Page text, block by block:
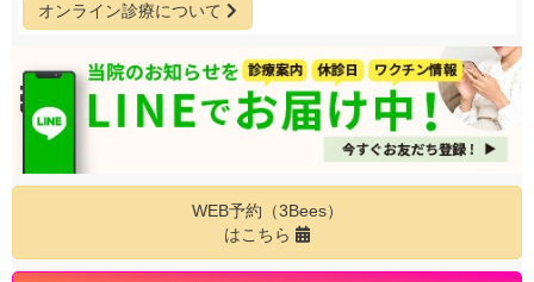
オンライン診療について
WEB予約（3Bees）
はこちら